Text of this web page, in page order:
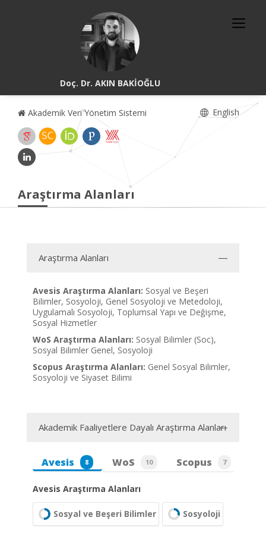
Doç. Dr. AKIN BAKİOĞLU
Akademik Veri Yönetim Sistemi English
Araştırma Alanları
Araştırma Alanları
Avesis Araştırma Alanları: Sosyal ve Beşeri
Bilimler, Sosyoloji, Genel Sosyoloji ve Metedoloji,
Uygulamalı Sosyoloji, Toplumsal Yapı ve Değişme,
Sosyal Hizmetler
WoS Araştırma Alanları: Sosyal Bilimler (Soc),
Sosyal Bilimler Genel, Sosyoloji
Scopus Araştırma Alanları: Genel Sosyal Bilimler,
Sosyoloji ve Siyaset Bilimi
Akademik Faaliyetlere Dayalı Araştırma Alanları
Avesis 8 WoS 10 Scopus 7
Avesis Araştırma Alanları
Sosyal ve Beşeri Bilimler Sosyoloji